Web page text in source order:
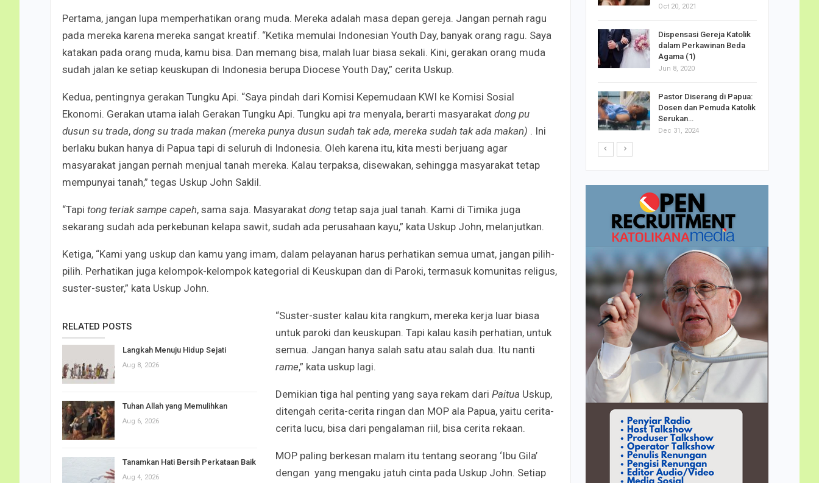
Pertama, jangan lupa memperhatikan orang muda. Mereka adalah masa depan gereja. Jangan pernah ragu
pada mereka karena mereka sangat kreatif. “Ketika memulai Indonesian Youth Day, banyak orang ragu. Saya
katakan pada orang muda, kamu bisa. Dan memang bisa, malah luar biasa sekali. Kini, gerakan orang muda
sudah jalan ke setiap keuskupan di Indonesia berupa Diocese Youth Day,” cerita Uskup.
Kedua, pentingnya gerakan Tungku Api. “Saya pindah dari Komisi Kepemudaan KWI ke Komisi Sosial
Ekonomi. Gerakan utama ialah Gerakan Tungku Api. Tungku api tra menyala, berarti masyarakat dong pu
dusun su trada, dong su trada makan (mereka punya dusun sudah tak ada, mereka sudah tak ada makan) . Ini
berlaku bukan hanya di Papua tapi di seluruh di Indonesia. Oleh karena itu, kita mesti berjuang agar
masyarakat jangan pernah menjual tanah mereka. Kalau terpaksa, disewakan, sehingga masyarakat tetap
mempunyai tanah,” tegas Uskup John Saklil.
“Tapi tong teriak sampe capeh, sama saja. Masyarakat dong tetap saja jual tanah. Kami di Timika juga
sekarang sudah ada perkebunan kelapa sawit, sudah ada perusahaan kayu,” kata Uskup John, melanjutkan.
Ketiga, “Kami yang uskup dan kamu yang imam, dalam pelayanan harus perhatikan semua umat, jangan pilih-
pilih. Perhatikan juga kelompok-kelompok kategorial di Keuskupan dan di Paroki, termasuk komunitas religus,
suster-suster,” kata Uskup John.
RELATED POSTS
Langkah Menuju Hidup Sejati
Aug 8, 2026
Tuhan Allah yang Memulihkan
Aug 6, 2026
Tanamkan Hati Bersih Perkataan Baik
Aug 4, 2026
“Suster-suster kalau kita rangkum, mereka kerja luar biasa
untuk paroki dan keuskupan. Tapi kalau kasih perhatian, untuk
semua. Jangan hanya salah satu atau salah dua. Itu nanti
rame,” kata uskup lagi.
Demikian tiga hal penting yang saya rekam dari Paitua Uskup,
ditengah cerita-cerita ringan dan MOP ala Papua, yaitu cerita-
cerita lucu, bisa dari pengalaman riil, bisa cerita rekaan.
MOP paling berkesan malam itu tentang seorang ‘Ibu Gila’
dengan yang mengaku jatuh cinta pada Uskup John. Setiap
Novena Tiga Salam Maria
May 11, 2023
sebagai Wamen
Oct 21, 2024
Oct 20, 2021
Dispensasi Gereja Katolik
dalam Perkawinan Beda
Agama (1)
Jun 8, 2020
Pastor Diserang di Papua:
Dosen dan Pemuda Katolik
Serukan…
Dec 31, 2024